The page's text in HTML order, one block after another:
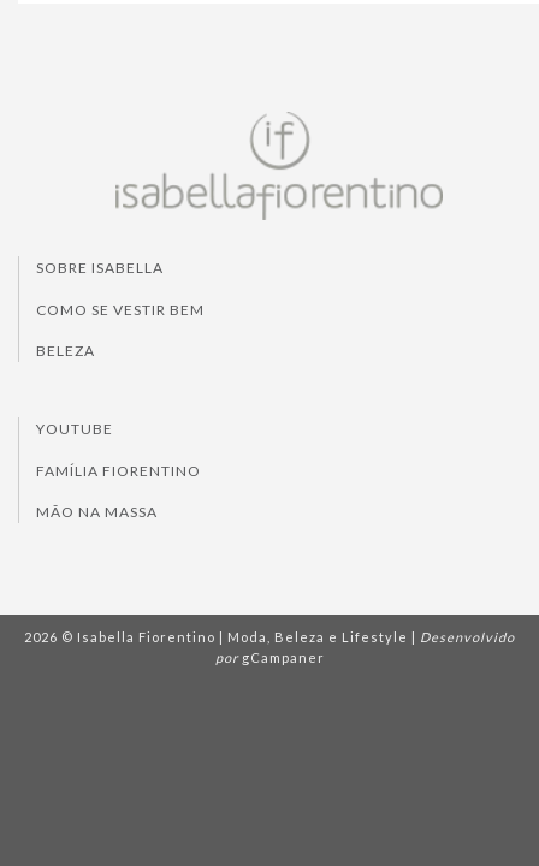
SOBRE ISABELLA
COMO SE VESTIR BEM
BELEZA
YOUTUBE
FAMÍLIA FIORENTINO
MÃO NA MASSA
2026 © Isabella Fiorentino | Moda, Beleza e Lifestyle | Desenvolvido
por gCampaner